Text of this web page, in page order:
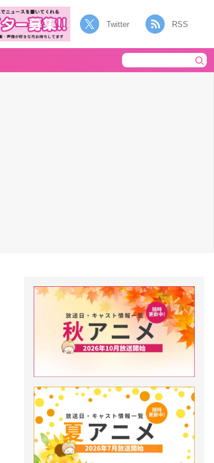
Twitter RSS